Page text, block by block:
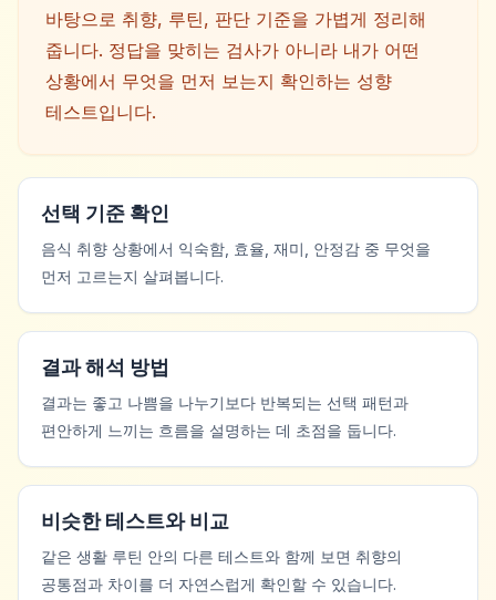
바탕으로 취향, 루틴, 판단 기준을 가볍게 정리해
줍니다. 정답을 맞히는 검사가 아니라 내가 어떤
상황에서 무엇을 먼저 보는지 확인하는 성향
테스트입니다.
선택 기준 확인
음식 취향 상황에서 익숙함, 효율, 재미, 안정감 중 무엇을
먼저 고르는지 살펴봅니다.
결과 해석 방법
결과는 좋고 나쁨을 나누기보다 반복되는 선택 패턴과
편안하게 느끼는 흐름을 설명하는 데 초점을 둡니다.
비슷한 테스트와 비교
같은 생활 루틴 안의 다른 테스트와 함께 보면 취향의
공통점과 차이를 더 자연스럽게 확인할 수 있습니다.